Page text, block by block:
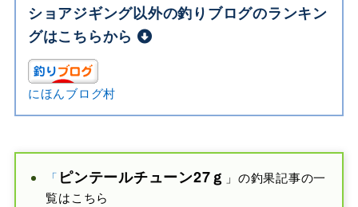
ショアジギング以外の釣りブログのランキン
グはこちらから
にほんブログ村
「 ピンテールチューン27ｇ 」の釣果記事の一
覧はこちら